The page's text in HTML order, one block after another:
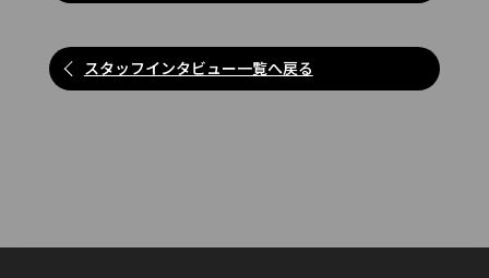
スタッフインタビュー一覧へ戻る